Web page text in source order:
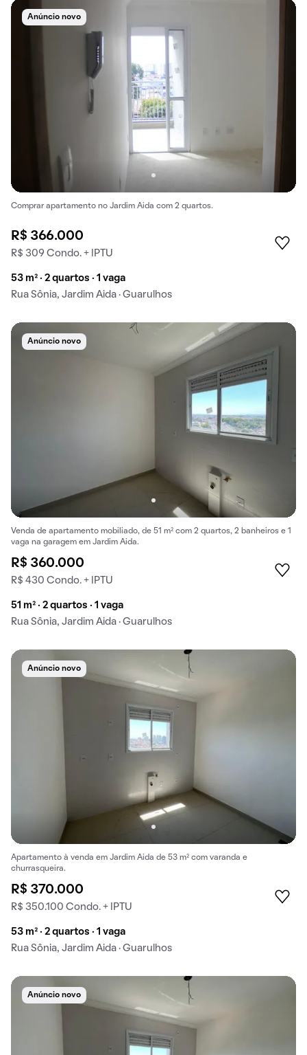
Anúncio novo
Comprar apartamento no Jardim Aida com 2 quartos.
R$ 366.000
R$ 309 Condo. + IPTU
53 m² · 2 quartos · 1 vaga
Rua Sônia, Jardim Aida · Guarulhos
Anúncio novo
Venda de apartamento mobiliado, de 51 m² com 2 quartos, 2 banheiros e 1
vaga na garagem em Jardim Aida.
R$ 360.000
R$ 430 Condo. + IPTU
51 m² · 2 quartos · 1 vaga
Rua Sônia, Jardim Aida · Guarulhos
Anúncio novo
Apartamento à venda em Jardim Aida de 53 m² com varanda e
churrasqueira.
R$ 370.000
R$ 350.100 Condo. + IPTU
53 m² · 2 quartos · 1 vaga
Rua Sônia, Jardim Aida · Guarulhos
Anúncio novo